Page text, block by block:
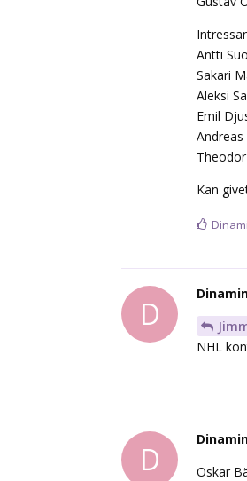
Antti
Sakari
Aleksi
Emil
Kan
D
NHL
D Oskar